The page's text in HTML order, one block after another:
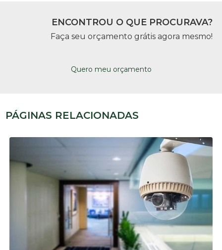
ENCONTROU O QUE PROCURAVA?
Faça seu orçamento grátis agora mesmo!
Quero meu orçamento
PÁGINAS RELACIONADAS